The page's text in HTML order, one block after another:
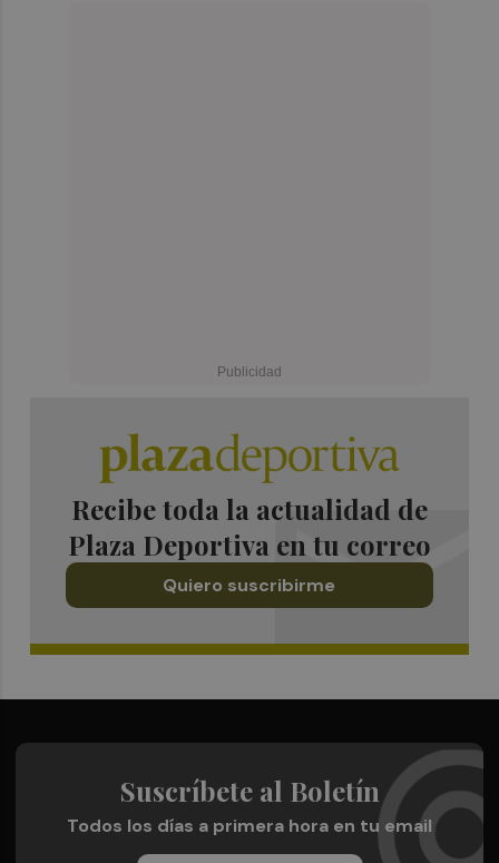
Recibe toda la actualidad de
Plaza Deportiva en tu correo
Quiero suscribirme
Suscríbete al Boletín
Todos los días a primera hora en tu email